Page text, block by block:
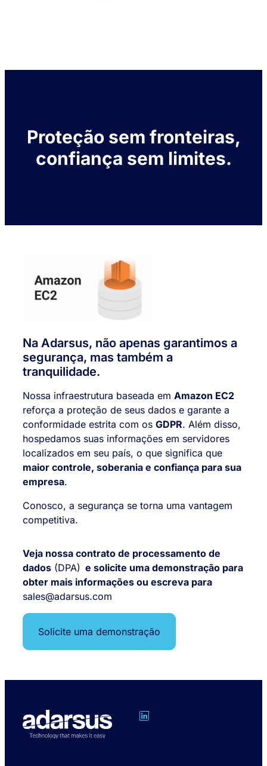
Proteção sem fronteiras,
confiança sem limites.
Na Adarsus, não apenas garantimos a
segurança, mas também a
tranquilidade.
Nossa infraestrutura baseada em Amazon EC2
reforça a proteção de seus dados e garante a
conformidade estrita com os GDPR. Além disso,
hospedamos suas informações em servidores
localizados em seu país, o que significa que
maior controle, soberania e confiança para sua
empresa.
Conosco, a segurança se torna uma vantagem
competitiva.
Veja nossa contrato de processamento de
dados (DPA) e solicite uma demonstração para
obter mais informações ou escreva para
sales@adarsus.com
Solicite uma demonstração